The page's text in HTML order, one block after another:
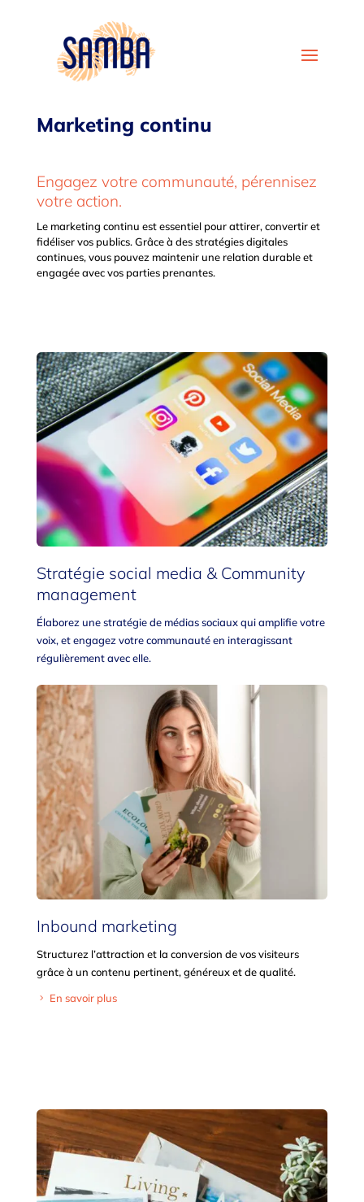
Marketing continu
Engagez votre communauté, pérennisez
votre action.
Le marketing continu est essentiel pour attirer, convertir et
fidéliser vos publics. Grâce à des stratégies digitales
continues, vous pouvez maintenir une relation durable et
engagée avec vos parties prenantes.
Stratégie social media & Community
management
Élaborez une stratégie de médias sociaux qui amplifie votre
voix, et engagez votre communauté en interagissant
régulièrement avec elle.
Inbound marketing
Structurez l’attraction et la conversion de vos visiteurs
grâce à un contenu pertinent, généreux et de qualité.
En savoir plus